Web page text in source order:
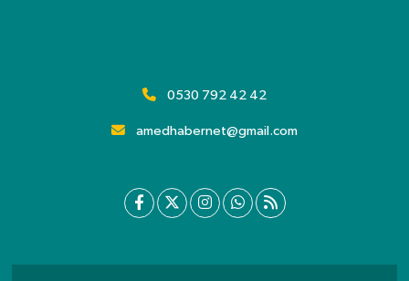
0530 792 42 42
amedhabernet@gmail.com